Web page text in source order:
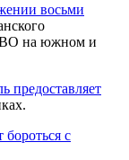
восьми
на южном и
предоставляет
с